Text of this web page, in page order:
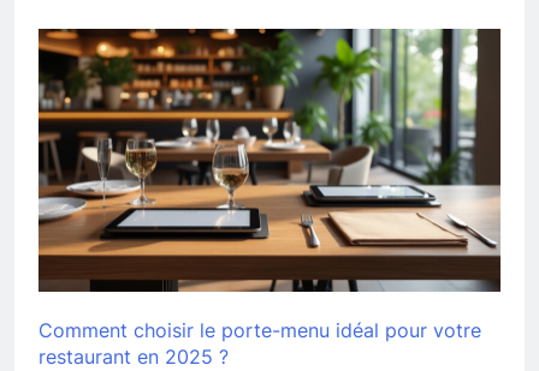
Comment choisir le porte-menu idéal pour votre
restaurant en 2025 ?